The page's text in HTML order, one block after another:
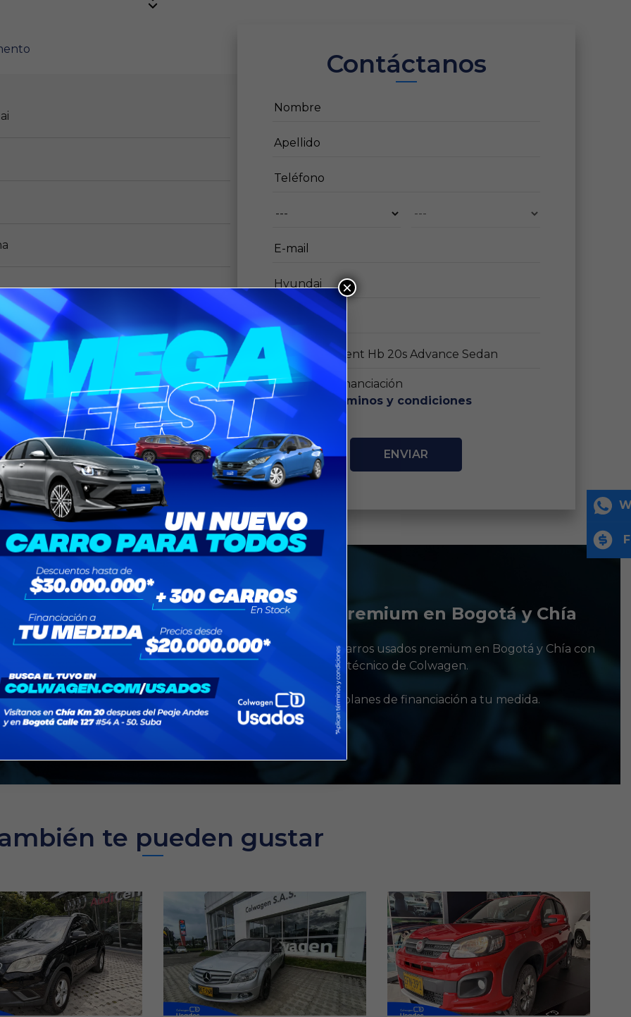
Contáctanos
Necesito financiación
Acepto
términos y condiciones
Vehículos usados premium en Bogotá y Chía
Encuentra la mejor selección de carros usados premium en Bogotá y Chía con
el respaldo técnico de Colwagen.
Pregunta por nuestros planes de financiación a tu medida.
te pueden gustar
×